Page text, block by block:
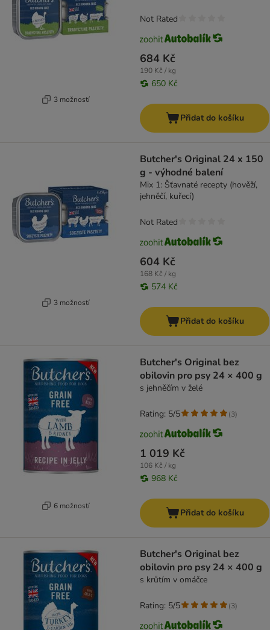
3 možností
684 Kč
190 Kč / kg
650 Kč
Not Rated
Přidat do košíku
3 možností
Butcher's Original 24 x 150
g - výhodné balení
Mix 1: Šťavnaté recepty (hověží,
jehněčí, kuřecí)
604 Kč
168 Kč / kg
574 Kč
Not Rated
Přidat do košíku
6 možností
Butcher's Original bez
obilovin pro psy 24 × 400 g
s jehněčím v želé
1 019 Kč
106 Kč / kg
968 Kč
Rating: 5/5 (3)
Přidat do košíku
Butcher's Original bez
obilovin pro psy 24 × 400 g
s krůtím v omáčce
Rating: 5/5 (3)